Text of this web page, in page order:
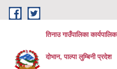
Skip to main content
तिनाउ गाउँपालिका
दोभान, पाल्पा लुम्बिनी प्रदेश